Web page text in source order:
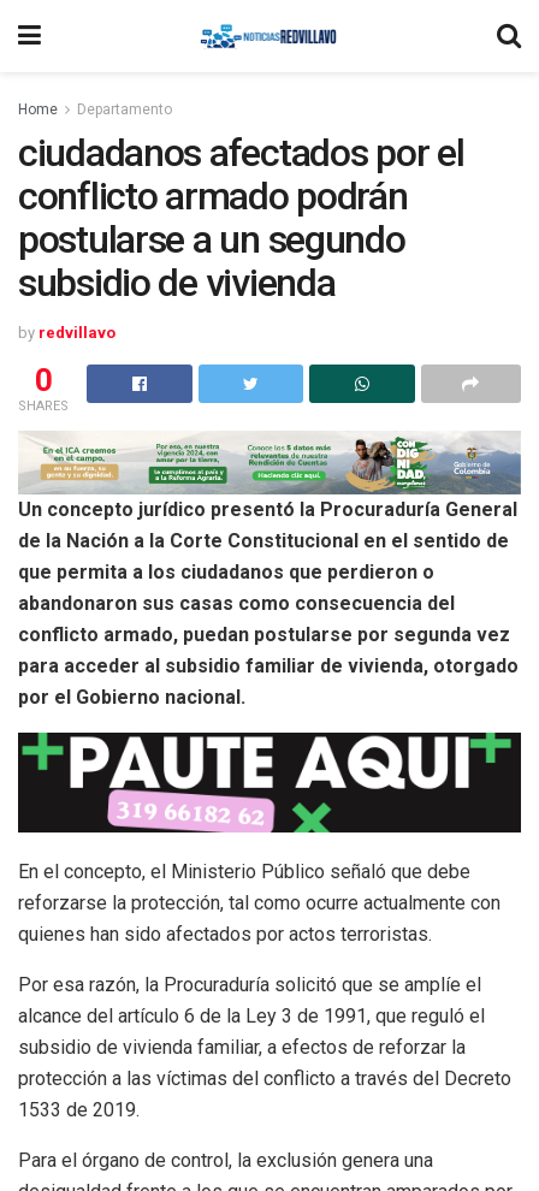
Home Departamento
ciudadanos afectados por el
conflicto armado podrán
postularse a un segundo
subsidio de vivienda
by redvillavo
0
SHARES
Un concepto jurídico presentó la Procuraduría General
de la Nación a la Corte Constitucional en el sentido de
que permita a los ciudadanos que perdieron o
abandonaron sus casas como consecuencia del
conflicto armado, puedan postularse por segunda vez
para acceder al subsidio familiar de vivienda, otorgado
por el Gobierno nacional.
En el concepto, el Ministerio Público señaló que debe
reforzarse la protección, tal como ocurre actualmente con
quienes han sido afectados por actos terroristas.
Por esa razón, la Procuraduría solicitó que se amplíe el
alcance del artículo 6 de la Ley 3 de 1991, que reguló el
subsidio de vivienda familiar, a efectos de reforzar la
protección a las víctimas del conflicto a través del Decreto
1533 de 2019.
Para el órgano de control, la exclusión genera una